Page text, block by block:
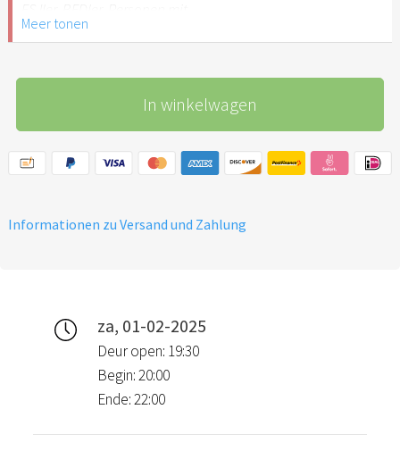
Behinderungen
Meer tonen
In winkelwagen
Informationen zu Versand und Zahlung
za, 01-02-2025
Deur open: 19:30
Begin: 20:00
Ende: 22:00